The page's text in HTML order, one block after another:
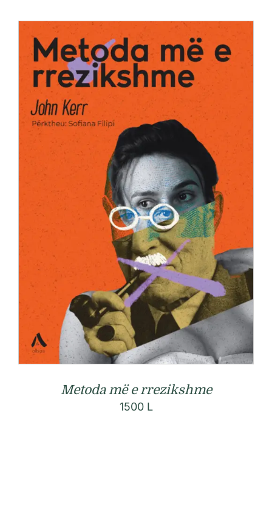
Ditarë
Blog
Metoda më e rrezikshme
1500 L